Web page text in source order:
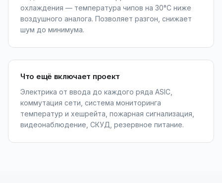
охлаждения — температура чипов на 30°C ниже
воздушного аналога. Позволяет разгон, снижает
шум до минимума.
Что ещё включает проект
Электрика от ввода до каждого ряда ASIC,
коммутация сети, система мониторинга
температур и хешрейта, пожарная сигнализация,
видеонаблюдение, СКУД, резервное питание.